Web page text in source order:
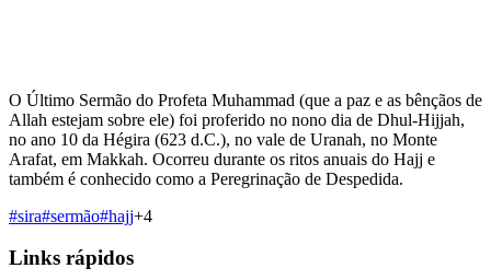
O Último Sermão do Profeta Muhammad (que a paz e as bênçãos de
Allah estejam sobre ele) foi proferido no nono dia de Dhul-Hijjah,
no ano 10 da Hégira (623 d.C.), no vale de Uranah, no Monte
Arafat, em Makkah. Ocorreu durante os ritos anuais do Hajj e
também é conhecido como a Peregrinação de Despedida.
#sira#sermão#hajj+4
Links rápidos